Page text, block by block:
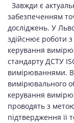
Завжди є
забезпеченням
досліджень. У
здійснює роботи
керування
стандарту ДСТУ
вимірюваннями.
вимірювального
керування
проводять з
підтвердження її